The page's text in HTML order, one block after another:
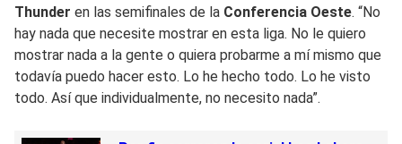
Thunder en las semifinales de la Conferencia Oeste. “No
hay nada que necesite mostrar en esta liga. No le quiero
mostrar nada a la gente o quiera probarme a mí mismo que
todavía puedo hacer esto. Lo he hecho todo. Lo he visto
todo. Así que individualmente, no necesito nada”.